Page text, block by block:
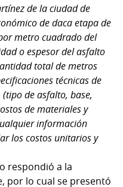
de la ciudad de
de daca etapa de
metro cuadrado del
o espesor del asfalto
total de metros
técnicas de
de asfalto, base,
de materiales y
información
los costos unitarios y
respondió a la
por lo cual se presentó